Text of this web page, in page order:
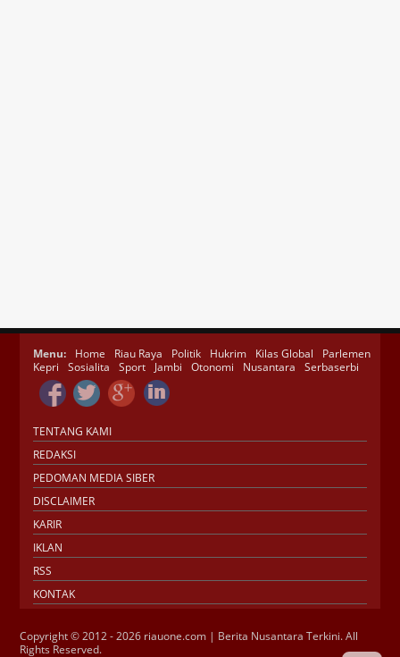
Menu: Home Riau Raya Politik Hukrim Kilas Global
Parlemen
Kepri
Sosialita Sport Jambi Otonomi Nusantara Serbaserbi
TENTANG KAMI
REDAKSI
PEDOMAN MEDIA SIBER
DISCLAIMER
KARIR
IKLAN
RSS
KONTAK
Copyright © 2012 - 2026 riauone.com | Berita Nusantara Terkini. All
Rights Reserved.